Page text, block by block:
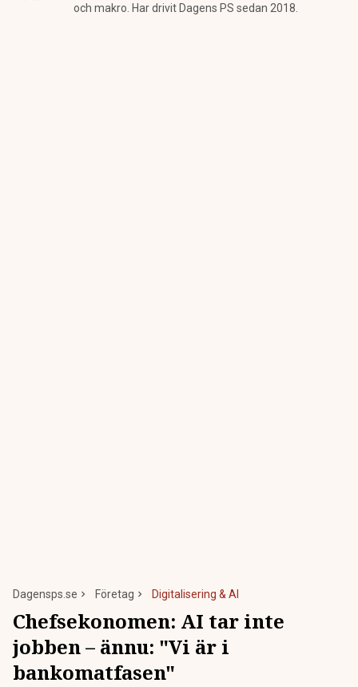
och makro. Har drivit Dagens PS sedan 2018.
Dagensps.se Företag Digitalisering & AI
Chefsekonomen: AI tar inte
jobben – ännu: "Vi är i
bankomatfasen"